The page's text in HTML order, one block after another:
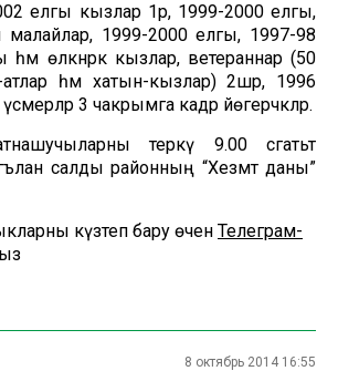
елгы кызлар 1әр, 1999-2000 елгы,
1999-2000 елгы, 1997-98
өлкәнрәк кызлар, ветераннар (50
атлар һәм хатын-кызлар) 2шәр, 1996
3 чакрымга кадәр йөгерәчәкләр.
теркәү 9.00 сәгатьтә
салды районның “Хезмәт даны”
күзәтеп бару өчен Телеграм-
8 октябрь 2014 16:55